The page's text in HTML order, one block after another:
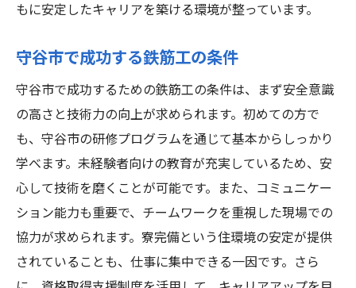
もに安定したキャリアを築ける環境が整っています。
守谷市で成功する鉄筋工の条件
守谷市で成功するための鉄筋工の条件は、まず安全意識
の高さと技術力の向上が求められます。初めての方で
も、守谷市の研修プログラムを通じて基本からしっかり
学べます。未経験者向けの教育が充実しているため、安
心して技術を磨くことが可能です。また、コミュニケー
ション能力も重要で、チームワークを重視した現場での
協力が求められます。寮完備という住環境の安定が提供
されていることも、仕事に集中できる一因です。さら